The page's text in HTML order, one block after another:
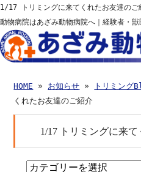
1/17 トリミングに来てくれたお友達の
動物病院はあざみ動物病院へ｜経験者・獣
HOME » お知らせ » トリミング
くれたお友達のご紹介
1/17 トリミングに来